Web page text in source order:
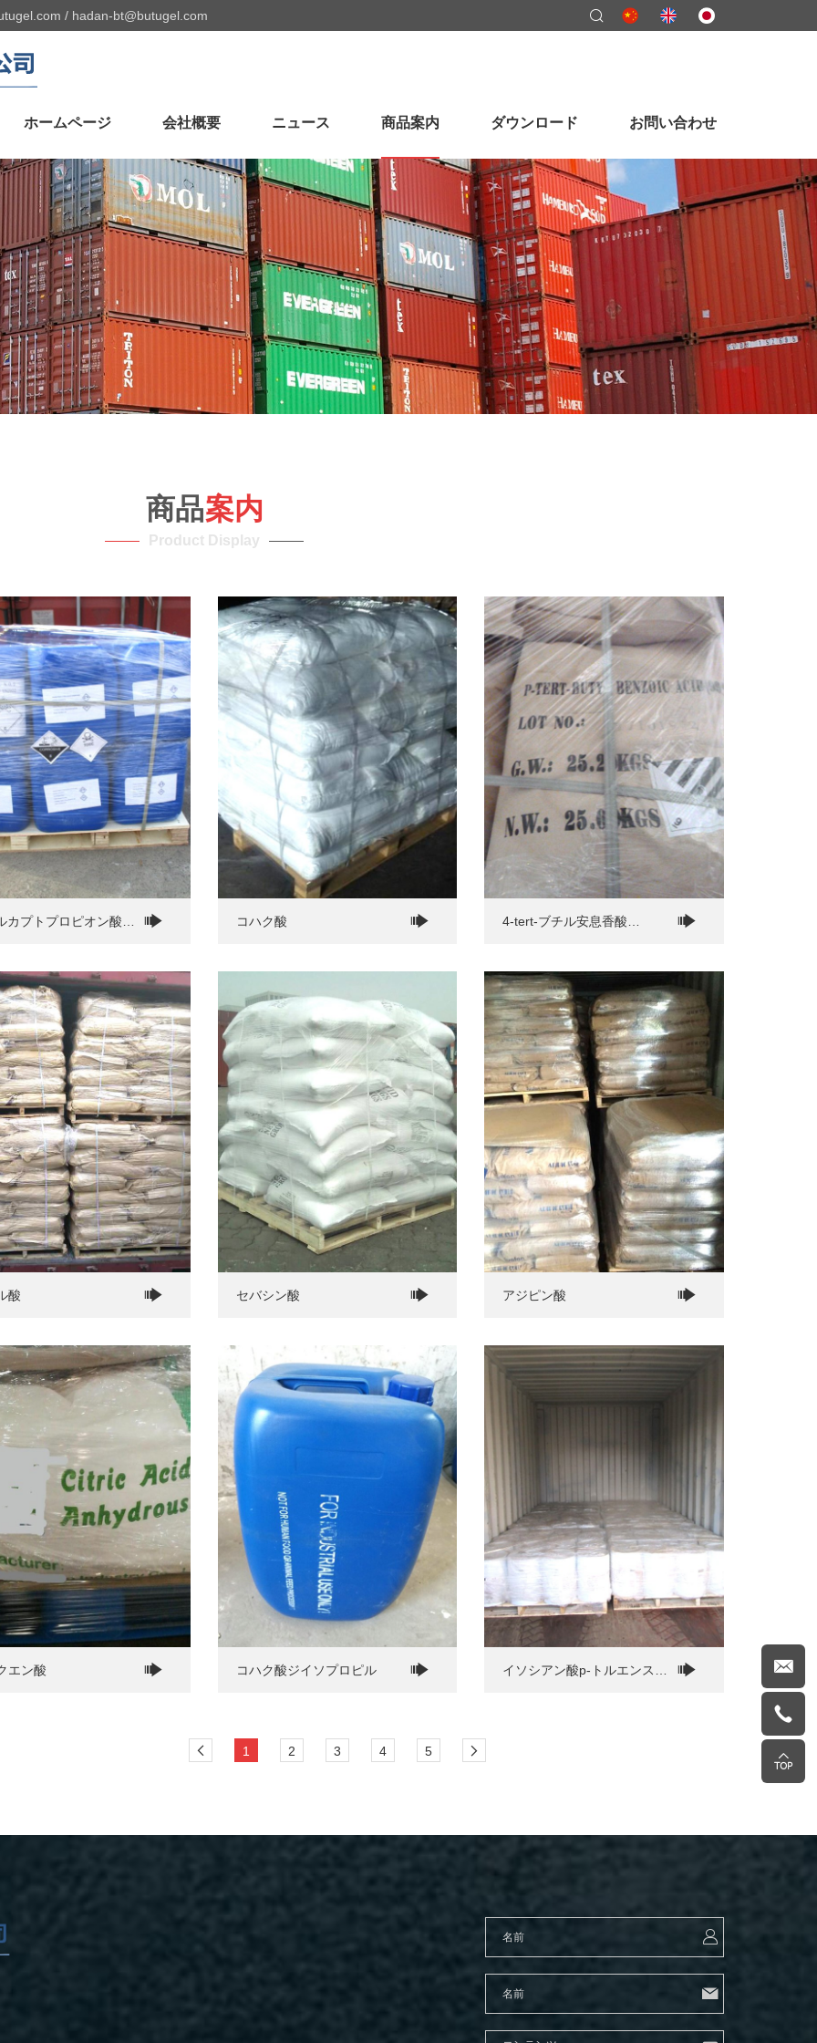
/ hadan-bt@butugel.com
ホームページ 会社概要 ニュース 商品案内 ダウンロード お問い合わせ
商品案内
Product Display
カプトプロピオン酸 コハク酸 4-tert-ブチル安息香酸
酸 セバシン酸 アジピン酸
エン酸 コハク酸ジイソプロピル イソシアン酸p-トルエンスル
1 2 3 4 5